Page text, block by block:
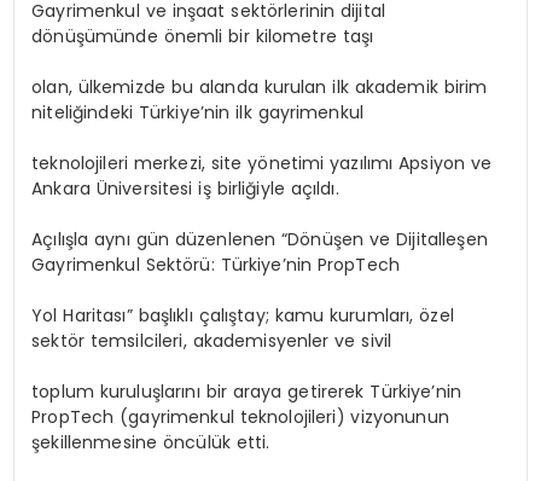
Gayrimenkul ve inşaat sektörlerinin dijital
dönüşümünde önemli bir kilometre taşı
olan, ülkemizde bu alanda kurulan ilk akademik birim
niteliğindeki Türkiye’nin ilk gayrimenkul
teknolojileri merkezi, site yönetimi yazılımı Apsiyon ve
Ankara Üniversitesi iş birliğiyle açıldı.
Açılışla aynı gün düzenlenen “Dönüşen ve Dijitalleşen
Gayrimenkul Sektörü: Türkiye’nin PropTech
Yol Haritası” başlıklı çalıştay; kamu kurumları, özel
sektör temsilcileri, akademisyenler ve sivil
toplum kuruluşlarını bir araya getirerek Türkiye’nin
PropTech (gayrimenkul teknolojileri) vizyonunun
şekillenmesine öncülük etti.